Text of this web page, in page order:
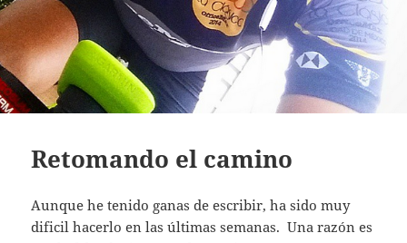
Retomando el camino
Aunque he tenido ganas de escribir, ha sido muy
dificil hacerlo en las últimas semanas. Una razón es